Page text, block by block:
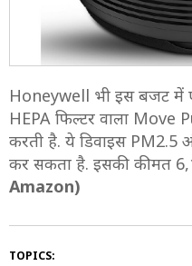
Honeywell भी इस बजट में
HEPA फिल्टर वाला Move
करती है. ये डिवाइस PM2.5
कर सकता है. इसकी कीमत
Amazon)
TOPICS: